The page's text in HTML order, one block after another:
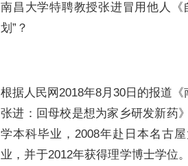
南昌大学特聘教授张进冒用他人《
划”？
根据人民网2018年8月30日的报道《
张进：回母校是想为家乡研发新药
学本科毕业，2008年赴日本名古
业，并于2012年获得理学博士学位